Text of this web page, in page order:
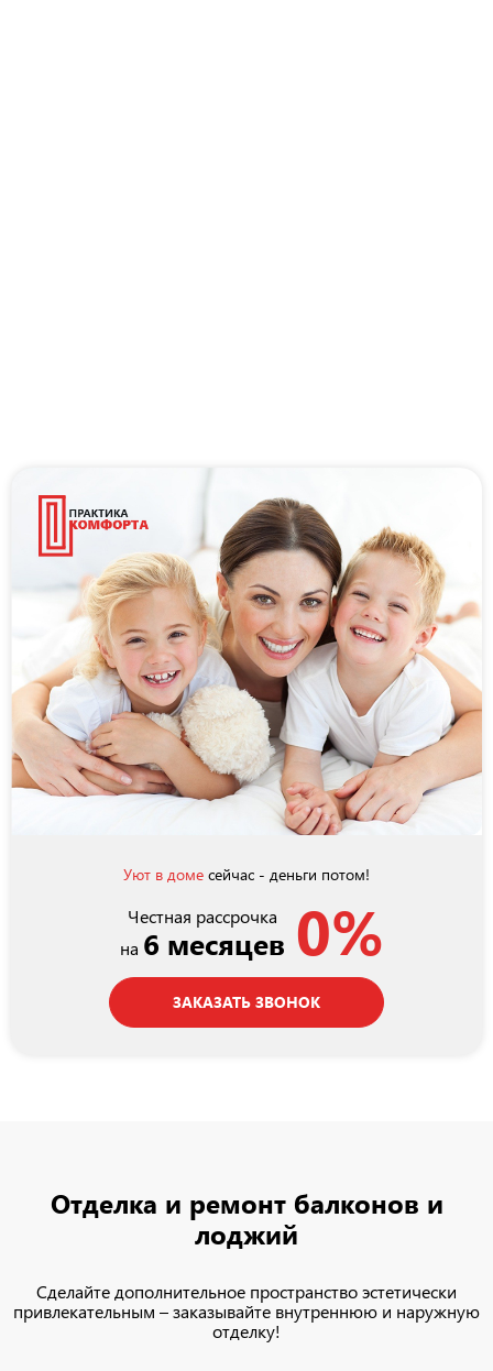
Уют в доме сейчас - деньги потом!
Честная рассрочка
на 6 месяцев 0%
ЗАКАЗАТЬ ЗВОНОК
Отделка и ремонт балконов и
лоджий
Сделайте дополнительное пространство эстетически
привлекательным – заказывайте внутреннюю и наружную
отделку!